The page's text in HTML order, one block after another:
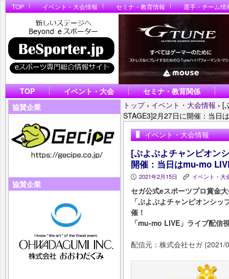
TOP イベント・大会情報 セミナ・教育情報 選手・チーム情
TOP イベント・大会
セミナ・教育関係
協賛企業
協賛企業
トップ › イベント・大会情報 › [
STAGE3]2月27日に開催：当日
イベント・大会情報
[ぷよぷよチャンピオン
開催：当日はmu-mo
P 2021年2月15日 K イベント・大
セガ公式eスポーツプロ賞金
「ぷよぷよチャンピオンシ
催！
「mu-mo LIVE」ライブ配信
配信元：株式会社セガ (2021/